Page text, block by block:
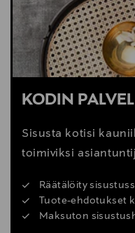
KODIN
Sisusta kotisi
toimiviksi
Räätälöity
Tuote-ehdotukset
Maksuton